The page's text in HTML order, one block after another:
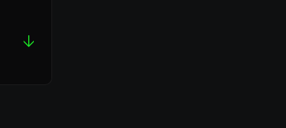
↓